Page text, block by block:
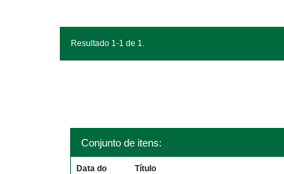
Resultado 1-1 de 1.
Conjunto de itens:
Data do Título